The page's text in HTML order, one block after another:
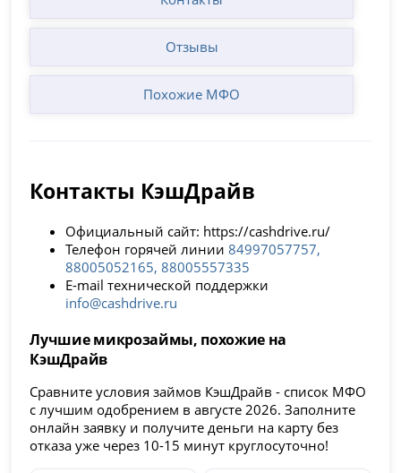
Отзывы
Похожие МФО
Контакты КэшДрайв
Официальный сайт: https://cashdrive.ru/
Телефон горячей линии84997057757,
88005052165, 88005557335
E-mail технической поддержки
info@cashdrive.ru
Лучшие микрозаймы, похожие на
КэшДрайв
Сравните условия займов КэшДрайв - список МФО
с лучшим одобрением в августе 2026. Заполните
онлайн заявку и получите деньги на карту без
отказа уже через 10-15 минут круглосуточно!